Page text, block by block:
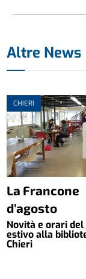
Altre News
CHIERI
La Francone
d’agosto
Novità e orari
estivo alla
Chieri